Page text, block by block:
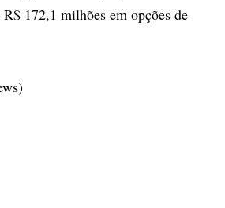
172,1 milhões em opções de